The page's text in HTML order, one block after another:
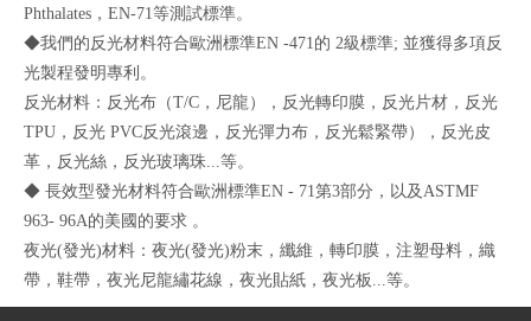
Phthalates，EN-71等測試標準。
◆我們的反光材料符合歐洲標準EN -471的 2級標準; 並獲得多項反
光製程發明專利。
反光材料：反光布（T/C，尼龍），反光轉印膜，反光片材，反光
TPU，反光 PVC反光滾邊，反光彈力布，反光鬆緊帶），反光皮
革，反光絲，反光玻璃珠...等。
◆ 長效型發光材料符合歐洲標準EN - 71第3部分，以及ASTMF
963- 96A的美國的要求 。
夜光(發光)材料：夜光(發光)粉末，纖維，轉印膜，注塑母料，織
帶，鞋帶，夜光尼龍繡花線，夜光貼紙，夜光板...等。